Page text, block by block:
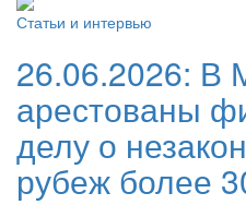
Статьи и интервью
26.06.2026: В
арестованы
делу о
рубеж более